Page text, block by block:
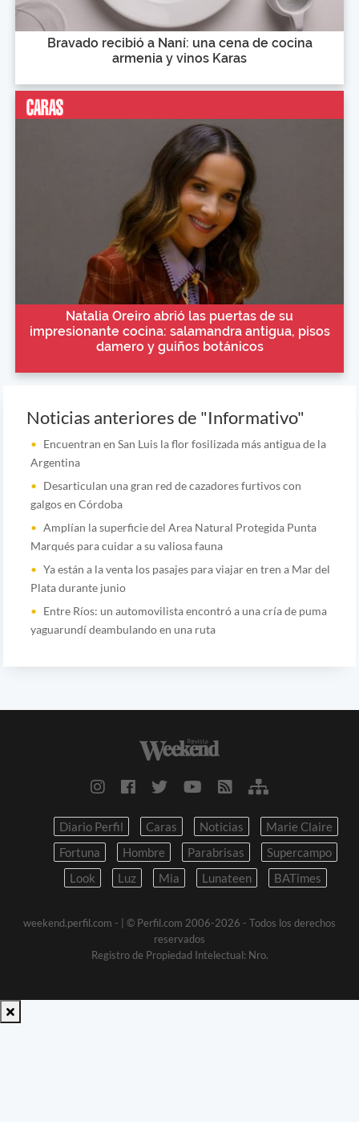
Bravado recibió a Naní: una cena de cocina
armenia y vinos Karas
Natalia Oreiro abrió las puertas de su
impresionante cocina: salamandra antigua, pisos
damero y guiños botánicos
Noticias anteriores de "Informativo"
Encuentran en San Luis la flor fosilizada más antigua de la
Argentina
Desarticulan una gran red de cazadores furtivos con
galgos en Córdoba
Amplían la superficie del Area Natural Protegida Punta
Marqués para cuidar a su valiosa fauna
Ya están a la venta los pasajes para viajar en tren a Mar del
Plata durante junio
Entre Ríos: un automovilista encontró a una cría de puma
yaguarundí deambulando en una ruta
Diario Perfil Caras Noticias
Marie Claire
Fortuna
Hombre Parabrisas
Supercampo
Look
Luz Mia Lunateen BATimes
weekend.perfil.com -
| © Perfil.com 2006-2026 - Todos los derechos
reservados
Registro de Propiedad Intelectual: Nro.